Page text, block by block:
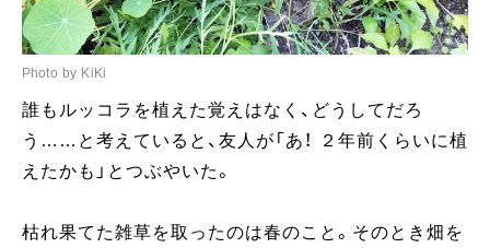
Photo by KiKi
誰もルッコラを植えた覚えはなく、どうしてだろ
う……と考えていると、友人が「あ！ ２年前くらいに植
えたかも」とつぶやいた。
枯れ果てた雑草を取ったのは春のこと。そのとき畑を